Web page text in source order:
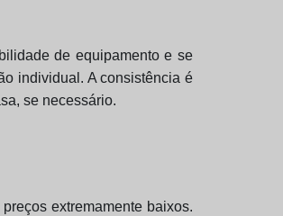
de equipamento e se
individual. A consistência é
se necessário.
extremamente baixos.